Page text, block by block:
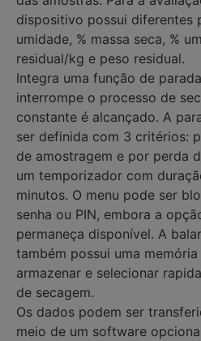
dispositivo possui diferentes
umidade, % massa seca, %
residual/kg e peso residual.
Integra uma função de
interrompe o processo de
constante é alcançado. A
ser definida com 3 critérios:
de amostragem e por perda
um temporizador com
minutos. O menu pode ser
senha ou PIN, embora a
permaneça disponível. A
também possui uma
armazenar e selecionar
de secagem.
Os dados podem ser
meio de um software